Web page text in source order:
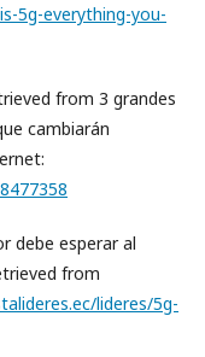
5g-everything-you-
from 3 grandes
cambiarán
debe esperar al
from
lideres/5g-